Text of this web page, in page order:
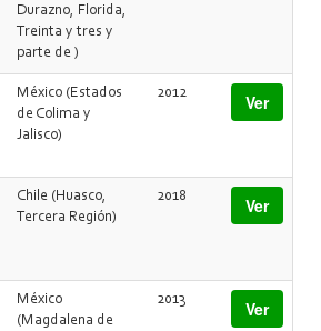
Durazno, Florida,
Treinta y tres y
parte de )
México (Estados
de Colima y
Jalisco)
2012 Ver
Chile (Huasco,
Tercera Región)
2018 Ver
México
(Magdalena de
2013 Ver